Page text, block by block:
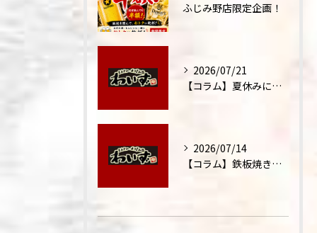
ふじみ野店限定企画！
2026/07/21
【コラム】夏休みに家族外食が増える理由
2026/07/14
【コラム】鉄板焼きが"コミュニケーション飯"と呼ばれる理由